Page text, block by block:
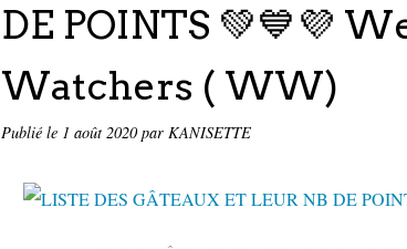
DE POINTS 💚💙💜
Watchers ( WW)
Publié le 1 août 2020par KANISETTE